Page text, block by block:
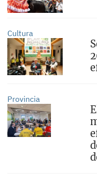
Cultura
Provincia